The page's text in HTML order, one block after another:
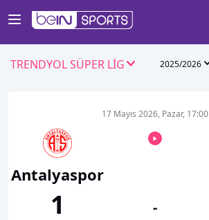
TRENDYOL SÜPER LİG 2025/2026
Antalyaspor
1
17 Mayıs 2026, Pazar, 17:00
-